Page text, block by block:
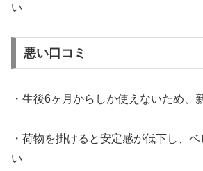
い​
悪い口コミ
・生後6ヶ月からしか使えないため、
・荷物を掛けると安定感が低下し、
い